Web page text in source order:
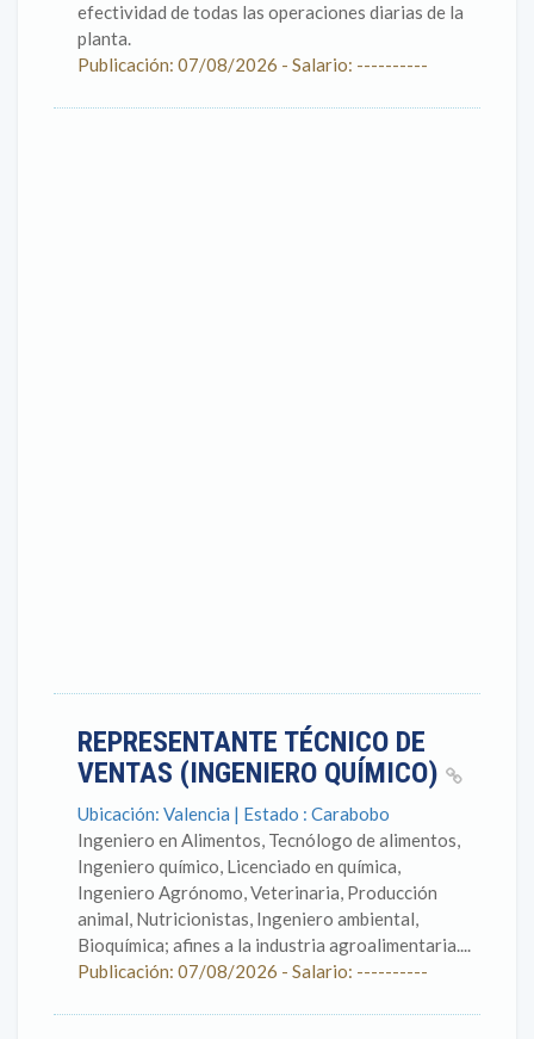
efectividad de todas las operaciones diarias de la
planta.
Publicación: 07/08/2026 - Salario: ----------
REPRESENTANTE TÉCNICO DE
VENTAS (INGENIERO QUÍMICO)
Ubicación: Valencia | Estado : Carabobo
Ingeniero en Alimentos, Tecnólogo de alimentos,
Ingeniero químico, Licenciado en química,
Ingeniero Agrónomo, Veterinaria, Producción
animal, Nutricionistas, Ingeniero ambiental,
Bioquímica; afines a la industria agroalimentaria....
Publicación: 07/08/2026 - Salario: ----------